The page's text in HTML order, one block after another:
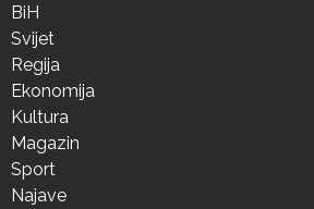
BiH
Svijet
Regija
Ekonomija
Kultura
Magazin
Sport
Najave